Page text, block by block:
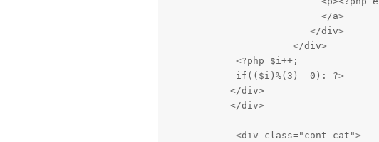
                           </a>
                         </div>
                      </div>
            <?php $i++;
            if(($i)%(3)==0): ?>
           </div>
           </div>
            <div class="cont-cat">